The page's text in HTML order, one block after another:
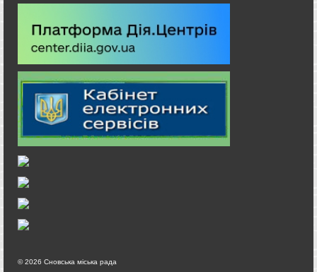
© 2026 Сновська міська рада